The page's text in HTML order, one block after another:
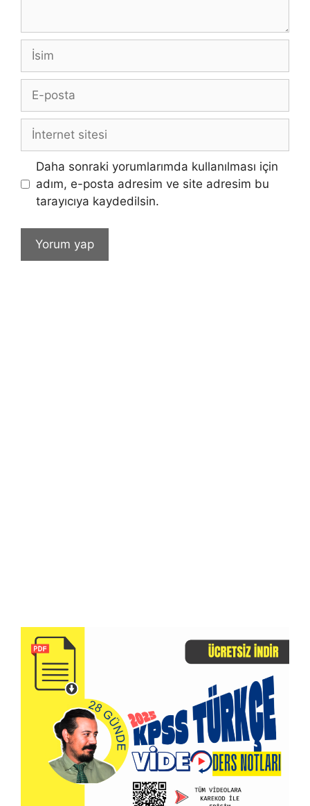
İsim
posta
İnternet
Daha sonraki yorumlarımda kullanılması için
adım, e-posta adresim ve site adresim bu
tarayıcıya kaydedilsin.